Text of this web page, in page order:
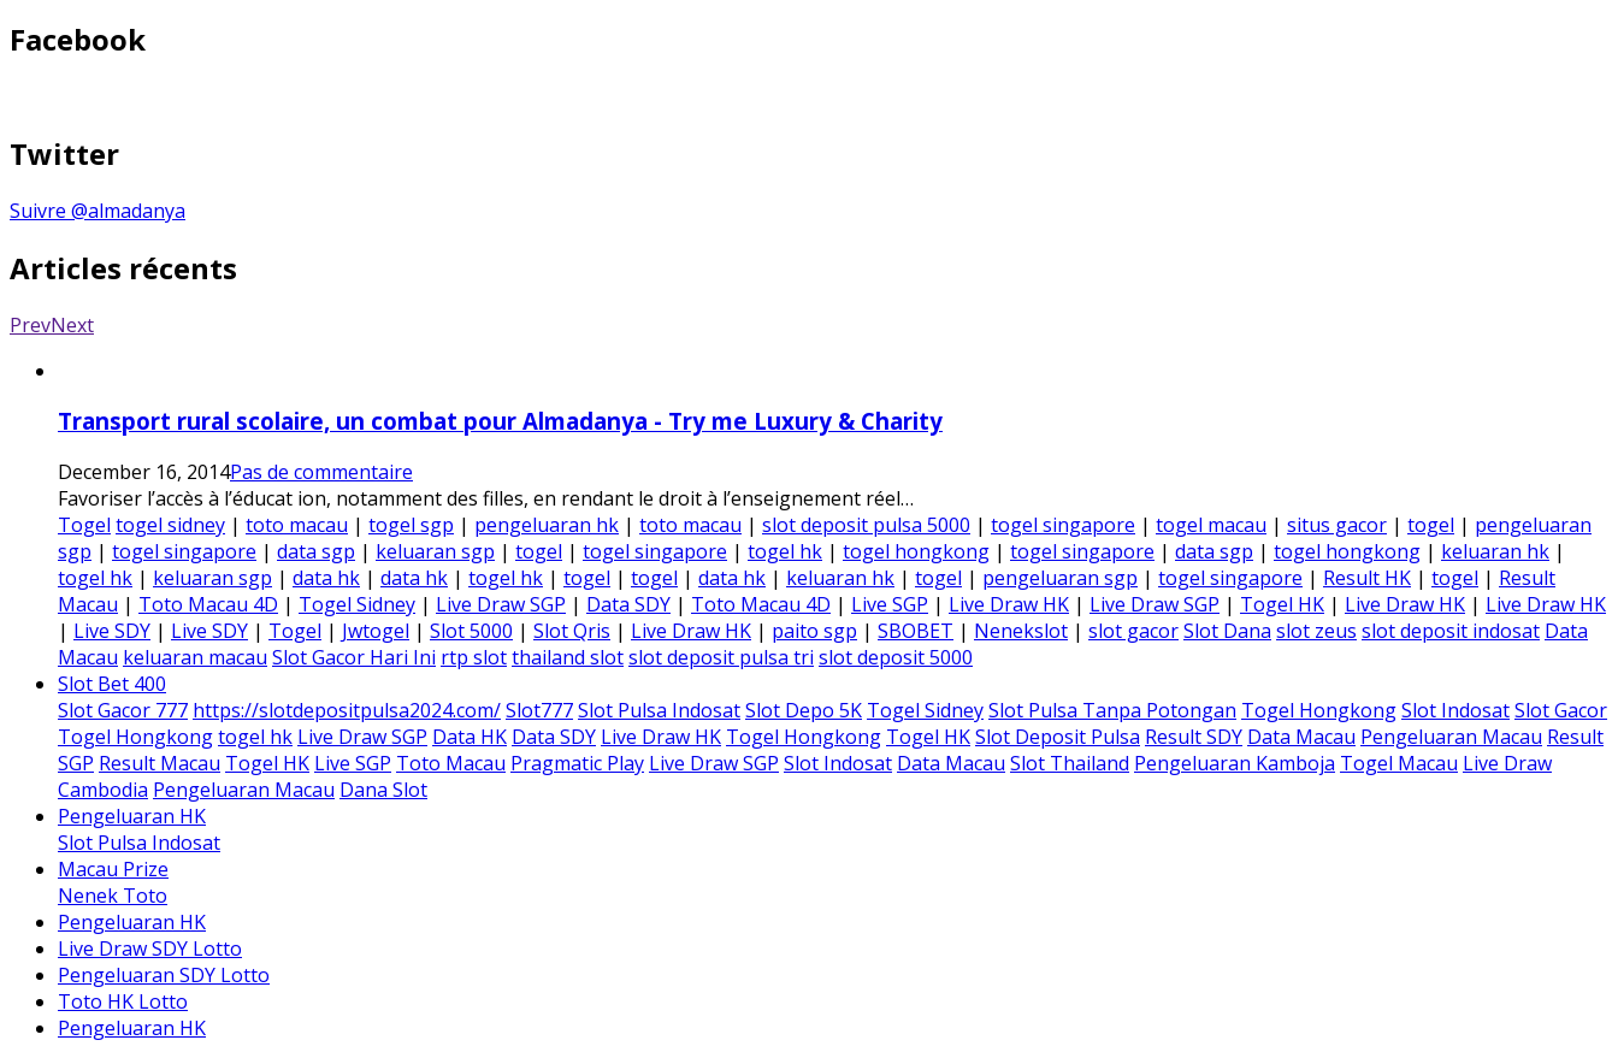
Facebook
Twitter
Suivre @almadanya
Articles récents
PrevNext
Transport rural scolaire, un combat pour Almadanya - Try me Luxury & Charity
December 16, 2014Pas de commentaire
Favoriser l’accès à l’éducat ion, notamment des filles, en rendant le droit à l’enseignement réel…
Togel togel sidney | toto macau | togel sgp | pengeluaran hk | toto macau | slot deposit pulsa 5000 | togel singapore | togel macau | situs gacor | togel | pengeluaran
sgp | togel singapore | data sgp | keluaran sgp | togel | togel singapore | togel hk | togel hongkong | togel singapore | data sgp | togel hongkong | keluaran hk |
togel hk | keluaran sgp | data hk | data hk | togel hk | togel | togel | data hk | keluaran hk | togel | pengeluaran sgp | togel singapore | Result HK | togel | Result
Macau | Toto Macau 4D | Togel Sidney | Live Draw SGP | Data SDY | Toto Macau 4D | Live SGP | Live Draw HK | Live Draw SGP | Togel HK | Live Draw HK | Live Draw HK
| Live SDY | Live SDY | Togel | Jwtogel | Slot 5000 | Slot Qris | Live Draw HK | paito sgp | SBOBET | Nenekslot | slot gacorSlot Dana slot zeus slot deposit indosat Data
Macau keluaran macau Slot Gacor Hari Ini rtp slotthailand slotslot deposit pulsa tri slot deposit 5000
Slot Bet 400
Slot Gacor 777 https://slotdepositpulsa2024.com/Slot777Slot Pulsa IndosatSlot Depo 5K Togel SidneySlot Pulsa Tanpa Potongan Togel HongkongSlot IndosatSlot Gacor
Togel Hongkongtogel hk Live Draw SGP Data HK Data SDY Live Draw HK Togel Hongkong Togel HKSlot Deposit Pulsa Result SDY Data Macau Pengeluaran Macau Result
SGP Result Macau Togel HK Live SGP Toto Macau Pragmatic Play Live Draw SGP Slot Indosat Data Macau Slot Thailand Pengeluaran Kamboja Togel Macau Live Draw
Cambodia Pengeluaran Macau Dana Slot
Pengeluaran HK
Slot Pulsa Indosat
Macau Prize
Nenek Toto
Pengeluaran HK
Live Draw SDY Lotto
Pengeluaran SDY Lotto
Toto HK Lotto
Pengeluaran HK